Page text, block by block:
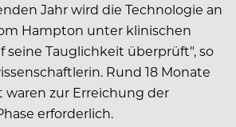
Jahr wird die Technologie an
Hampton unter klinischen
seine Tauglichkeit überprüft", so
Rund 18 Monate
zur Erreichung der
erforderlich.